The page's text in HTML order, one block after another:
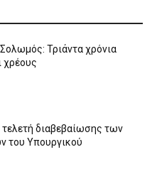
Τριάντα χρόνια
χρέους
τελετή διαβεβαίωσης των
του Υπουργικού